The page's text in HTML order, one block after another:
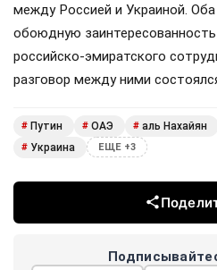
между Россией и Украиной.
обоюдную
российско-эмиратского
разговор между ними
# Путин # ОАЭ # аль Нахайян
# Украина ЕЩЕ +3